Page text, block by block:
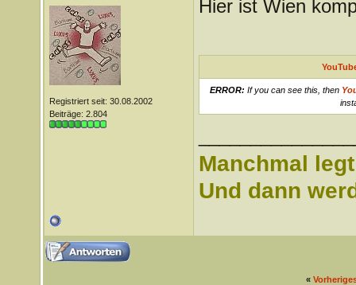
Registriert seit: 30.08.2002
Beiträge: 2.804
Hier ist Wien
ERROR: If you can see this, then
Manchmal
Und dann
«